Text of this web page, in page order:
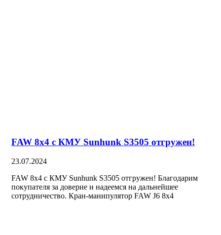
FAW 8х4 с КМУ Sunhunk S3505 отгружен!
23.07.2024
FAW 8х4 с КМУ Sunhunk S3505 отгружен! Благодарим
покупателя за доверие и надеемся на дальнейшее
сотрудничество. Кран-манипулятор FAW J6 8х4